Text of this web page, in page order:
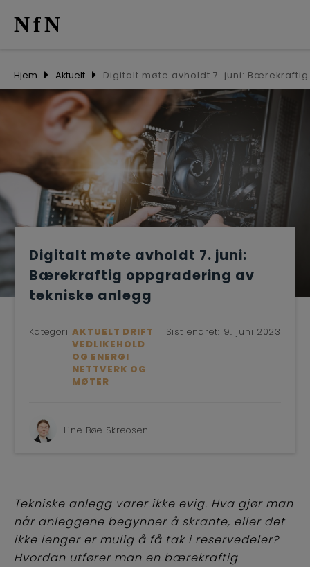
AKTUELT
NETTVERK
OM OSS
NfN
Hjem Aktuelt
Digitalt møte avholdt 7. juni:
Bærekraftig oppgradering av
tekniske anlegg
Kategori AKTUELT DRIFT
VEDLIKEHOLD
OG ENERGI
NETTVERK OG
MØTER
Sist endret: 9. juni 2023
Line Bøe Skreosen
Tekniske anlegg varer ikke evig. Hva gjør man
når anleggene begynner å skrante, eller det
ikke lenger er mulig å få tak i reservedeler?
Hvordan utfører man en bærekraftig